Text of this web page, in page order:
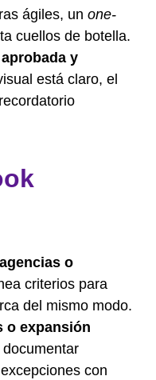
ágiles, un one-
cuellos de botella.
y
está claro, el
o
criterios para
del mismo modo.
o expansión
con